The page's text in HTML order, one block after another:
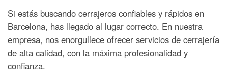
Si estás buscando cerrajeros confiables y rápidos en
Barcelona, has llegado al lugar correcto. En nuestra
empresa, nos enorgullece ofrecer servicios de cerrajería
de alta calidad, con la máxima profesionalidad y
confianza.